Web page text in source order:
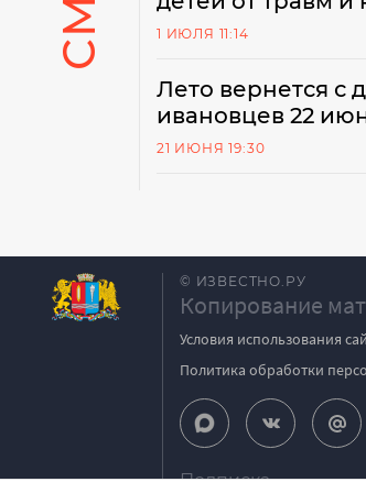
1 ИЮЛЯ 11:14
Лето вернется с
ивановцев 22
21 ИЮНЯ 19:30
© ИЗВЕСТНО.РУ
Копирование
Условия использования
Политика обработки
Подписка